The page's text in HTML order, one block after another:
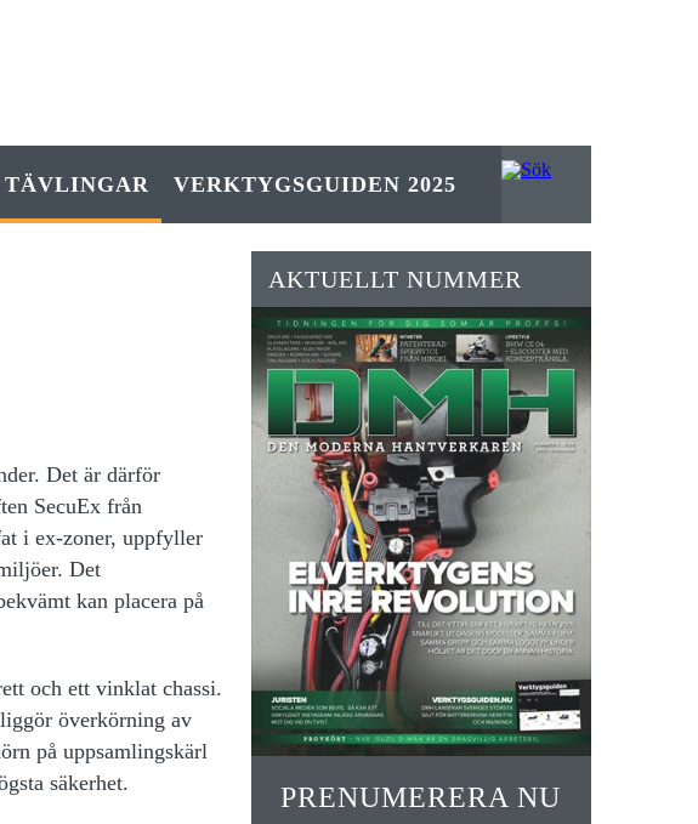
TÄVLINGAR VERKTYGSGUIDEN 2025
Det är därför
SecuEx från
i ex-zoner, uppfyller
Det
kan placera på
och ett vinklat chassi.
överkörning av
på uppsamlingskärl
säkerhet.
AKTUELLT NUMMER
PRENUMERERA NU